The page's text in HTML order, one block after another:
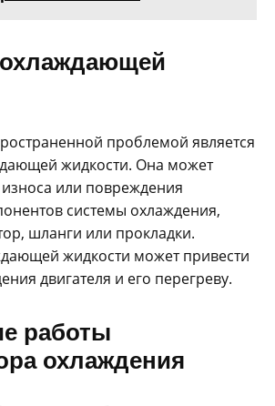
проблемой является
жидкости. Она может
износа или повреждения
системы охлаждения,
шланги или прокладки.
жидкости может привести
двигателя и его перегреву.
работы
охлаждения